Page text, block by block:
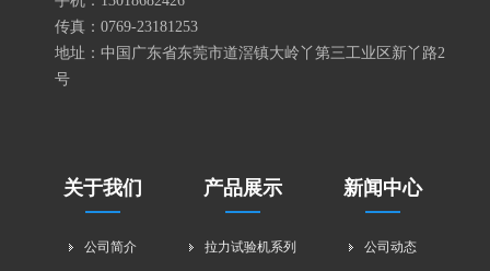
传真：0769-23181253
地址：中国广东省东莞市道滘镇大岭丫第三工业区新丫路2
号
关于我们
公司简介
产品展示
拉力试验机系列
新闻中心
公司动态